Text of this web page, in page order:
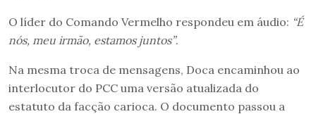
O líder do Comando Vermelho respondeu em áudio: “É
nós, meu irmão, estamos juntos”.
Na mesma troca de mensagens, Doca encaminhou ao
interlocutor do PCC uma versão atualizada do
estatuto da facção carioca. O documento passou a